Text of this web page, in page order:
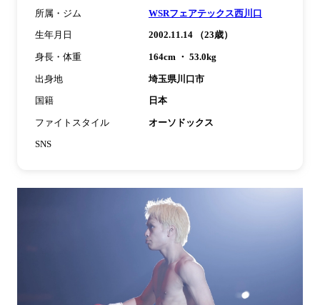
所属・ジム WSRフェアテックス西川口
生年月日 2002.11.14 （23歳）
身長・体重 164cm ・ 53.0kg
出身地 埼玉県川口市
国籍 日本
ファイトスタイル オーソドックス
SNS